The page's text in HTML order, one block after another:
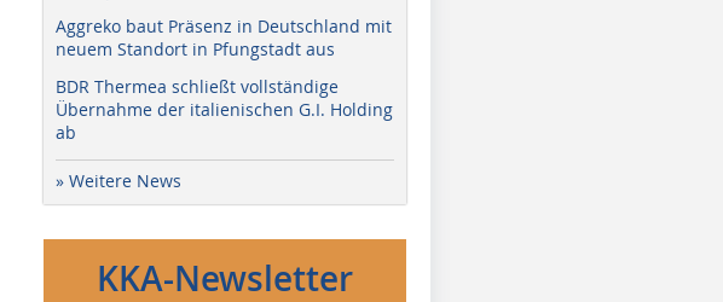
Aggreko baut Präsenz in Deutschland mit
neuem Standort in Pfungstadt aus
BDR Thermea schließt vollständige
Übernahme der italienischen G.I. Holding
ab
» Weitere News
KKA-Newsletter